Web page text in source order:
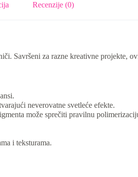
Recenzije (0)
Savršeni za razne kreativne projekte,
neverovatne svetleće efekte.
može sprečiti pravilnu
i teksturama.